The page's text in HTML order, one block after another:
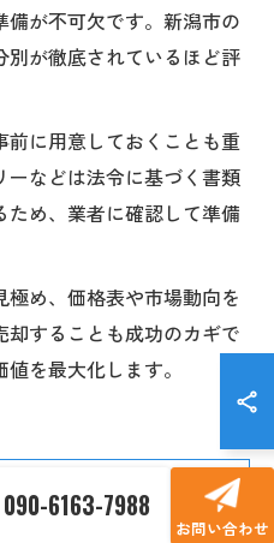
が不可欠です。新潟市の
別が徹底されているほど評
前に用意しておくことも重
などは法令に基づく書類
め、業者に確認して準備
め、価格表や市場動向を
することも成功のカギで
を最大化します。
090-6163-7988
お問い合わせ